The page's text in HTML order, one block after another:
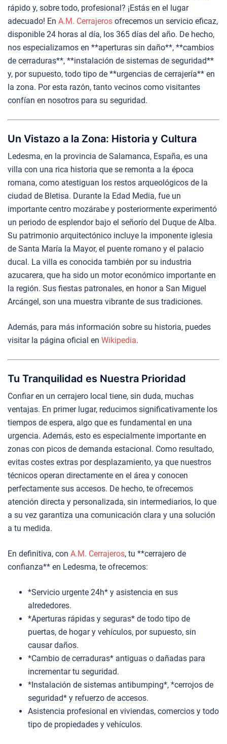
rápido y, sobre todo, profesional? ¡Estás en el lugar
adecuado! En A.M. Cerrajeros ofrecemos un servicio eficaz,
disponible 24 horas al día, los 365 días del año. De hecho,
nos especializamos en **aperturas sin daño**, **cambios
de cerraduras**, **instalación de sistemas de seguridad**
y, por supuesto, todo tipo de **urgencias de cerrajería** en
la zona. Por esta razón, tanto vecinos como visitantes
confían en nosotros para su seguridad.
Un Vistazo a la Zona: Historia y Cultura
Ledesma, en la provincia de Salamanca, España, es una
villa con una rica historia que se remonta a la época
romana, como atestiguan los restos arqueológicos de la
ciudad de Bletisa. Durante la Edad Media, fue un
importante centro mozárabe y posteriormente experimentó
un periodo de esplendor bajo el señorío del Duque de Alba.
Su patrimonio arquitectónico incluye la imponente iglesia
de Santa María la Mayor, el puente romano y el palacio
ducal. La villa es conocida también por su industria
azucarera, que ha sido un motor económico importante en
la región. Sus fiestas patronales, en honor a San Miguel
Arcángel, son una muestra vibrante de sus tradiciones.
Además, para más información sobre su historia, puedes
visitar la página oficial en Wikipedia.
Tu Tranquilidad es Nuestra Prioridad
Confiar en un cerrajero local tiene, sin duda, muchas
ventajas. En primer lugar, reducimos significativamente los
tiempos de espera, algo que es fundamental en una
urgencia. Además, esto es especialmente importante en
zonas con picos de demanda estacional. Como resultado,
evitas costes extras por desplazamiento, ya que nuestros
técnicos operan directamente en el área y conocen
perfectamente sus accesos. De hecho, te ofrecemos
atención directa y personalizada, sin intermediarios, lo que
a su vez garantiza una comunicación clara y una solución
a tu medida.
En definitiva, con A.M. Cerrajeros, tu **cerrajero de
confianza** en Ledesma, te ofrecemos:
*Servicio urgente 24h* y asistencia en sus
alrededores.
*Aperturas rápidas y seguras* de todo tipo de
puertas, de hogar y vehículos, por supuesto, sin
causar daños.
*Cambio de cerraduras* antiguas o dañadas para
incrementar tu seguridad.
*Instalación de sistemas antibumping*, *cerrojos de
seguridad* y refuerzo de accesos.
Asistencia profesional en viviendas, comercios y todo
tipo de propiedades y vehículos.